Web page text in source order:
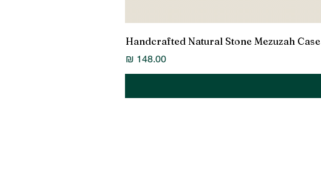
Handcrafted Natural Stone Mezuzah Case
מחיר